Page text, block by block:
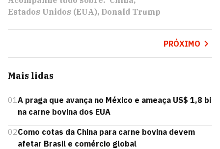
Estados Unidos (EUA) Donald Trump
PRÓXIMO
Mais lidas
01A praga que avança no México e ameaça US$ 1,8 bi
na carne bovina dos EUA
02Como cotas da China para carne bovina devem
afetar Brasil e comércio global